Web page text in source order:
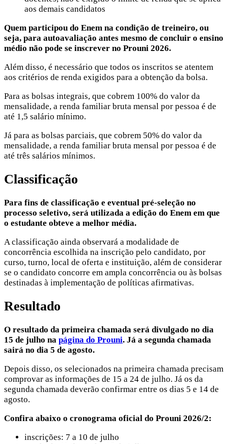
aos demais candidatos
Quem participou do Enem na condição de treineiro, ou
seja, para autoavaliação antes mesmo de concluir o ensino
médio não pode se inscrever no Prouni 2026.
Além disso, é necessário que todos os inscritos se atentem
aos critérios de renda exigidos para a obtenção da bolsa.
Para as bolsas integrais, que cobrem 100% do valor da
mensalidade, a renda familiar bruta mensal por pessoa é de
até 1,5 salário mínimo.
Já para as bolsas parciais, que cobrem 50% do valor da
mensalidade, a renda familiar bruta mensal por pessoa é de
até três salários mínimos.
Classificação
Para fins de classificação e eventual pré-seleção no
processo seletivo, será utilizada a edição do Enem em que
o estudante obteve a melhor média.
A classificação ainda observará a modalidade de
concorrência escolhida na inscrição pelo candidato, por
curso, turno, local de oferta e instituição, além de considerar
se o candidato concorre em ampla concorrência ou às bolsas
destinadas à implementação de políticas afirmativas.
Resultado
O resultado da primeira chamada será divulgado no dia
15 de julho na página do Prouni. Já a segunda chamada
sairá no dia 5 de agosto.
Depois disso, os selecionados na primeira chamada precisam
comprovar as informações de 15 a 24 de julho. Já os da
segunda chamada deverão confirmar entre os dias 5 e 14 de
agosto.
Confira abaixo o cronograma oficial do Prouni 2026/2:
inscrições: 7 a 10 de julho